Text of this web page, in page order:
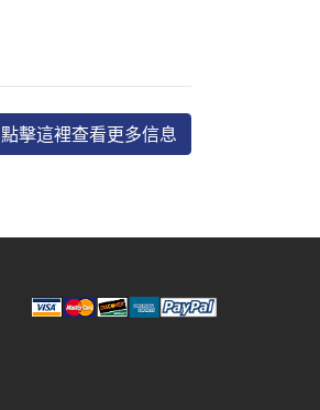
點擊這裡查看更多信息